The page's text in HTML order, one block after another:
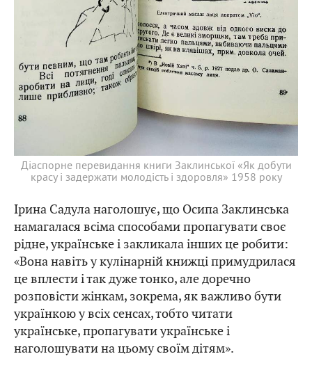
Діаспорне перевидання книги Заклинської «Як добути
красу і задержати молодість і здоровля» 1958 року
Ірина Садула наголошує, що Осипа Заклинська
намагалася всіма способами пропагувати своє
рідне, українське і закликала інших це робити:
«Вона навіть у кулінарній книжці примудрилася
це вплести і так дуже тонко, але доречно
розповісти жінкам, зокрема, як важливо бути
українкою у всіх сенсах, тобто читати
українське, пропагувати українське і
наголошувати на цьому своїм дітям».